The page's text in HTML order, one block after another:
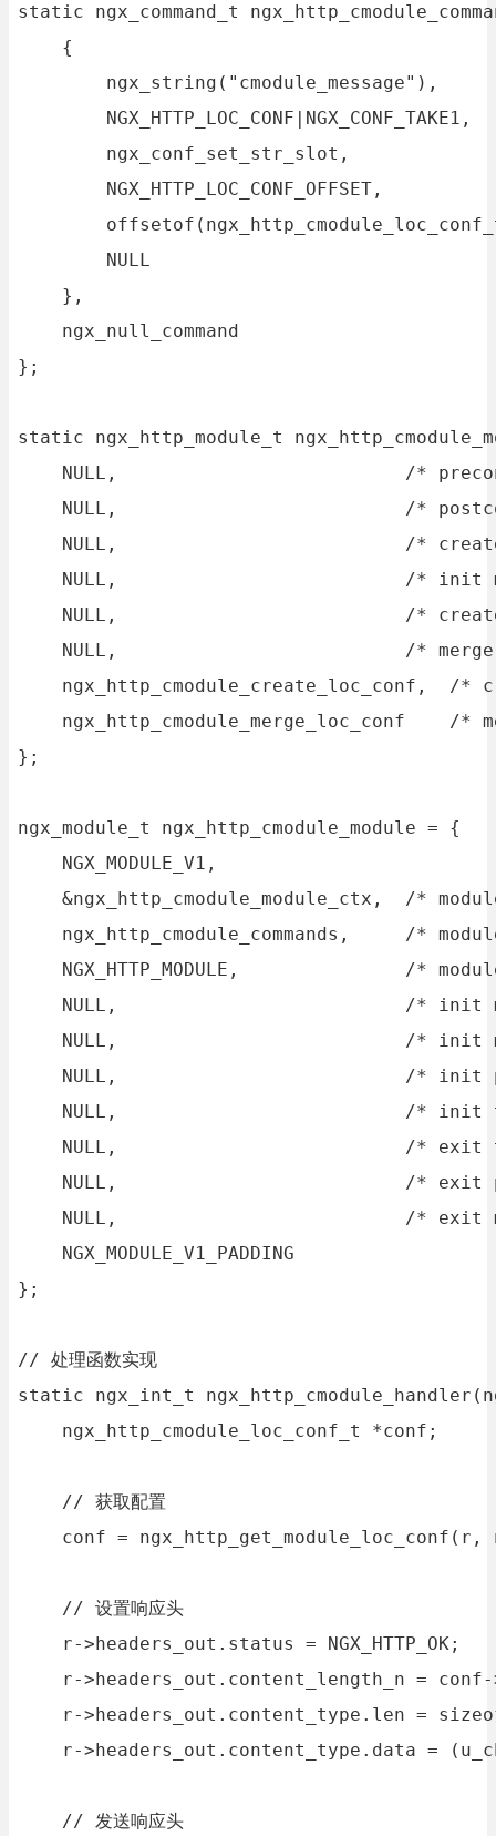
static ngx_command_t
    {
        ngx_string("cmodule_message"),
        NGX_HTTP_LOC_CONF|NGX_CONF_TAKE1,
        ngx_conf_set_str_slot,
        NGX_HTTP_LOC_CONF_OFFSET,
        NULL
    },
    ngx_null_command
};
static ngx_http_module_t
NULL,                          /*
NULL,                          /*
NULL,                          /*
NULL,                          /* init
NULL,                          /*
NULL,                          /*
ngx_http_cmodule_create_loc_conf,  /*
ngx_http_cmodule_merge_loc_conf    /*
};
ngx_module_t ngx_http_cmodule_module = {
    NGX_MODULE_V1,
&ngx_http_cmodule_module_ctx,  /*
ngx_http_cmodule_commands,     /*
NGX_HTTP_MODULE,               /*
NULL,                          /* init
NULL,                          /* init
NULL,                          /* init
NULL,                          /* init
NULL,                          /* exit
NULL,                          /* exit
NULL,                          /* exit
    NGX_MODULE_V1_PADDING
};
// 处理函数实现
static ngx_int_t
    ngx_http_cmodule_loc_conf_t *conf;
    // 获取配置
conf = ngx_http_get_module_loc_conf(r,
    // 设置响应头
    r->headers_out.status = NGX_HTTP_OK;
r->headers_out.content_length_n =
r->headers_out.content_type.len =
r->headers_out.content_type.data =
    // 发送响应头